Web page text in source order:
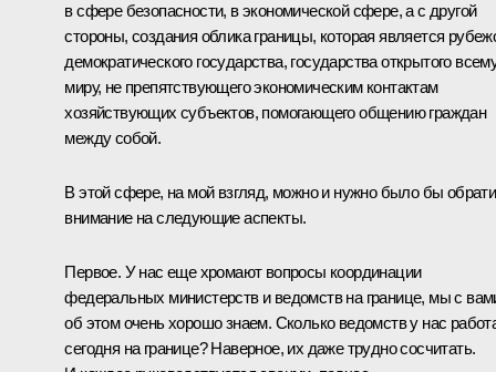
в сфере безопасности, в экономической сфере, а с другой
стороны, создания облика границы, которая является
демократического государства, государства открытого
миру, не препятствующего экономическим контактам
хозяйствующих субъектов, помогающего общению граждан
между собой.
В этой сфере, на мой взгляд, можно и нужно было бы
внимание на следующие аспекты.
Первое. У нас еще хромают вопросы координации
федеральных министерств и ведомств на границе, мы с
об этом очень хорошо знаем. Сколько ведомств у нас
сегодня на границе? Наверное, их даже трудно сосчитать.